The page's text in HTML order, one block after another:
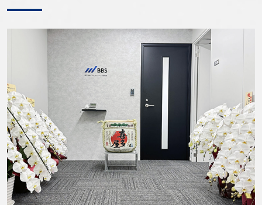
BBSグループネットワーク サステナビリティ 企業情報
株主・投資家情報 採用情報
事例
セミナ−
ニュース
お問い合わせ